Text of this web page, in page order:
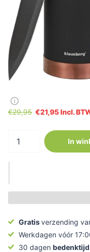
€29,95 €21,95 Incl.
In
Gratisverzending
Werkdagen vóór
30 dagen bedenktijd